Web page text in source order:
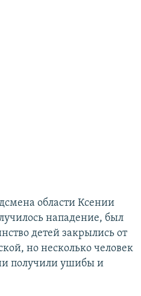
области Ксении
нападение, был
детей закрылись от
но несколько человек
получили ушибы и